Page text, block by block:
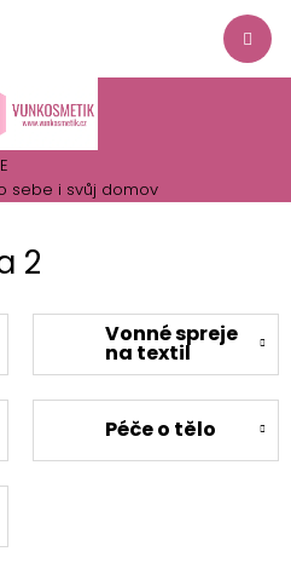
sebe i svůj domov
KOŠÍK
2
Vonné spreje
na textil
Péče o tělo